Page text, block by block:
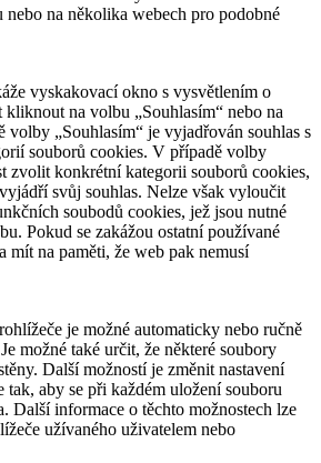
nebo na několika webech pro podobné
vyskakovací okno s vysvětlením o
kliknout na volbu „Souhlasím“ nebo na
„Souhlasím“ je vyjadřován souhlas s
souborů cookies. V případě volby
zvolit konkrétní kategorii souborů cookies,
svůj souhlas. Nelze však vyloučit
soubodů cookies, jež jsou nutné
Pokud se zakážou ostatní používané
mít na paměti, že web pak nemusí
je možné automaticky nebo ručně
možné také určit, že některé soubory
Další možností je změnit nastavení
tak, aby se při každém uložení souboru
Další informace o těchto možnostech lze
užívaného uživatelem nebo